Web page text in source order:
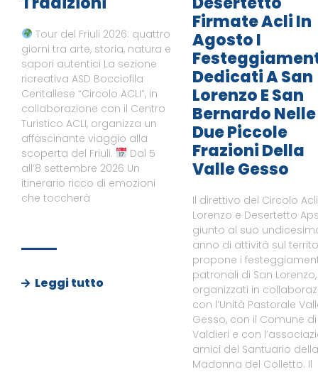
Tour del Friuli 2026: quattro
giorni tra arte, storia, natura e
sapori autentici La sezione
ricreativa ASD Bocciofila
Centallese “Circolo ACLI”, in
collaborazione con il Centro
Turistico ACLI, organizza un
affascinante viaggio alla
scoperta del Friuli.
Dal 5
all’8 settembre 2026 Un
itinerario ricco di emozioni
che toccherà
Leggi tutto
Firmate Acli In
Agosto I
Dedicati A San
Lorenzo E San
Bernardo Nelle
Due Piccole
Frazioni Della
Valle Gesso
Il direttivo del Circolo
Lorenzo e Desertetto
giunto al suo
anno di attività sul
propone i
patronali di San Lorenzo,
organizzati in
con l’Unità Pastorale
Gesso, con il Comune di
Valdieri e con
amici del Santuario della
Madonna del Colletto. Il